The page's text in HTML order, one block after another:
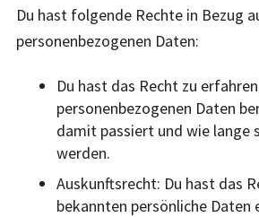
Du hast folgende Rechte in Bezug
personenbezogenen Daten:
Du hast das Recht zu
personenbezogenen Daten
damit passiert und wie lange
werden.
Auskunftsrecht: Du hast das
bekannten persönliche Daten